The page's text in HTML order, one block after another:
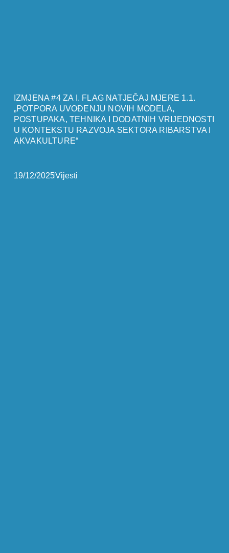
IZMJENA #4 ZA I. FLAG NATJEČAJ MJERE 1.1.
„POTPORA UVOĐENJU NOVIH MODELA,
POSTUPAKA, TEHNIKA I DODATNIH VRIJEDNOSTI
U KONTEKSTU RAZVOJA SEKTORA RIBARSTVA I
AKVAKULTURE“
19/12/2025Vijesti